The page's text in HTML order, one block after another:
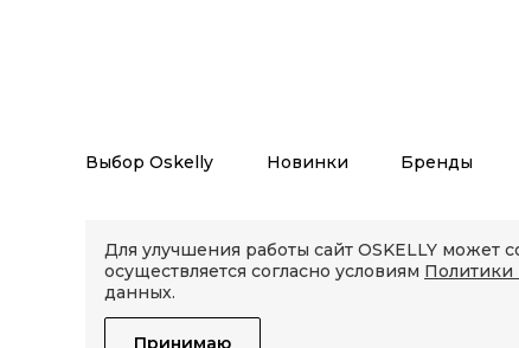
Выбор Oskelly Новинки Бренды
Для улучшения работы сайт OSKELLY может
осуществляется согласно условиям Политики
данных.
Принимаю